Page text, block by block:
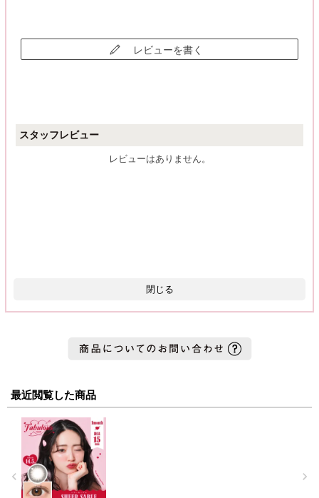
レビューを書く
スタッフレビュー
レビューはありません。
閉じる
最近閲覧した商品